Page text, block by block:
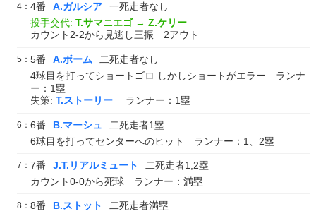
4： 4番 A.ガルシア
一死走者なし
投手交代: T.サマニエゴ → Z.ケリー
カウント2-2から見逃し三振 2アウト
5： 5番 A.ボーム
二死走者なし
4球目を打ってショートゴロ しかしショートがエラー ランナ
ー：1塁
失策: T.ストーリー ランナー：1塁
6： 6番 B.マーシュ
二死走者1塁
6球目を打ってセンターへのヒット ランナー：1、2塁
7： 7番 J.T.リアルミュート
二死走者1,2塁
カウント0-0から死球 ランナー：満塁
8： 8番 B.ストット 二死走者満塁